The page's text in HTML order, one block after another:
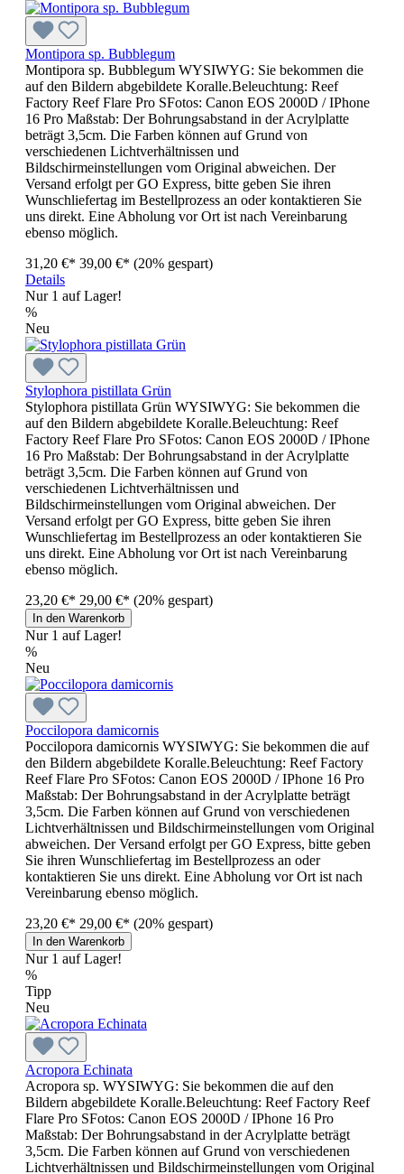
Montipora sp. Bubblegum
Montipora sp. Bubblegum WYSIWYG: Sie bekommen die
auf den Bildern abgebildete Koralle.Beleuchtung: Reef
Factory Reef Flare Pro SFotos: Canon EOS 2000D / IPhone
16 Pro Maßstab: Der Bohrungsabstand in der Acrylplatte
beträgt 3,5cm. Die Farben können auf Grund von
verschiedenen Lichtverhältnissen und
Bildschirmeinstellungen vom Original abweichen. Der
Versand erfolgt per GO Express, bitte geben Sie ihren
Wunschliefertag im Bestellprozess an oder kontaktieren Sie
uns direkt. Eine Abholung vor Ort ist nach Vereinbarung
ebenso möglich.
31,20 €* 39,00 €* (20% gespart)
Details
Nur 1 auf Lager!
%
Neu
Stylophora pistillata Grün
Stylophora pistillata Grün WYSIWYG: Sie bekommen die
auf den Bildern abgebildete Koralle.Beleuchtung: Reef
Factory Reef Flare Pro SFotos: Canon EOS 2000D / IPhone
16 Pro Maßstab: Der Bohrungsabstand in der Acrylplatte
beträgt 3,5cm. Die Farben können auf Grund von
verschiedenen Lichtverhältnissen und
Bildschirmeinstellungen vom Original abweichen. Der
Versand erfolgt per GO Express, bitte geben Sie ihren
Wunschliefertag im Bestellprozess an oder kontaktieren Sie
uns direkt. Eine Abholung vor Ort ist nach Vereinbarung
ebenso möglich.
23,20 €* 29,00 €* (20% gespart)
In den Warenkorb
Nur 1 auf Lager!
%
Neu
Poccilopora damicornis
Poccilopora damicornis WYSIWYG: Sie bekommen die auf
den Bildern abgebildete Koralle.Beleuchtung: Reef Factory
Reef Flare Pro SFotos: Canon EOS 2000D / IPhone 16 Pro
Maßstab: Der Bohrungsabstand in der Acrylplatte beträgt
3,5cm. Die Farben können auf Grund von verschiedenen
Lichtverhältnissen und Bildschirmeinstellungen vom Original
abweichen. Der Versand erfolgt per GO Express, bitte geben
Sie ihren Wunschliefertag im Bestellprozess an oder
kontaktieren Sie uns direkt. Eine Abholung vor Ort ist nach
Vereinbarung ebenso möglich.
23,20 €* 29,00 €* (20% gespart)
In den Warenkorb
Nur 1 auf Lager!
%
Tipp
Neu
Acropora Echinata
Acropora sp. WYSIWYG: Sie bekommen die auf den
Bildern abgebildete Koralle.Beleuchtung: Reef Factory Reef
Flare Pro SFotos: Canon EOS 2000D / IPhone 16 Pro
Maßstab: Der Bohrungsabstand in der Acrylplatte beträgt
3,5cm. Die Farben können auf Grund von verschiedenen
Lichtverhältnissen und Bildschirmeinstellungen vom Original